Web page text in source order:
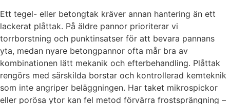
Ett tegel- eller betongtak kräver annan hantering än ett
lackerat plåttak. På äldre pannor prioriterar vi
torrborstning och punktinsatser för att bevara pannans
yta, medan nyare betongpannor ofta mår bra av
kombinationen lätt mekanik och efterbehandling. Plåttak
rengörs med särskilda borstar och kontrollerad kemteknik
som inte angriper beläggningen. Har taket mikrospickor
eller porösa ytor kan fel metod förvärra frostsprängning –